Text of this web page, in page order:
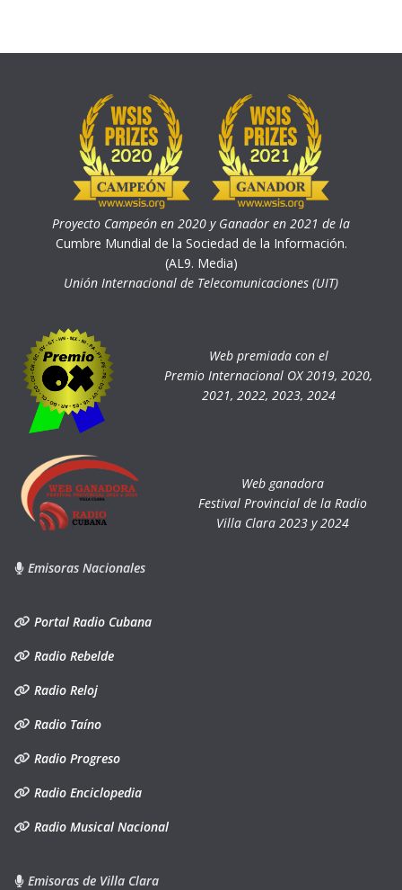
Proyecto Campeón en 2020 y Ganador en 2021 de la
Cumbre Mundial de la Sociedad de la Información.
(AL9. Media)
Unión Internacional de Telecomunicaciones (UIT)
Web premiada con el
Premio Internacional OX 2019, 2020,
2021, 2022, 2023, 2024
Web ganadora
Festival Provincial de la Radio
Villa Clara 2023 y 2024
Emisoras Nacionales
Portal Radio Cubana
Radio Rebelde
Radio Reloj
Radio Taíno
Radio Progreso
Radio Enciclopedia
Radio Musical Nacional
Emisoras de Villa Clara